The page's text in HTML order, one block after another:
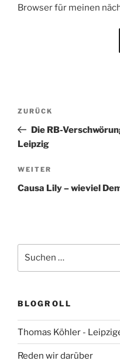
Browser für meinen
Beitragsnavigation
Vorheriger
Beitrag
ZURÜCK
Die RB-
Leipzig
Nächster
Beitrag
WEITER
Causa Lily – wieviel
nach:
BLOGROLL
Thomas Köhler -
Reden wir darüber